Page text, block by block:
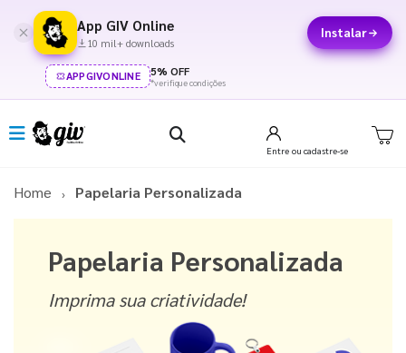
App GIV Online
10 mil+ downloads
Instalar
APPGIVONLINE 5% OFF
*verifique condições
Entre ou cadastre-se
Home Papelaria Personalizada
Papelaria Personalizada
Imprima sua criatividade!